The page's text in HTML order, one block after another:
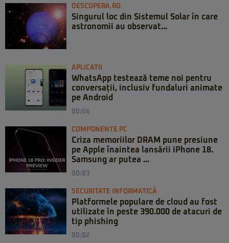
DESCOPERA.RO
Singurul loc din Sistemul Solar în care
astronomii au observat...
APLICATII
WhatsApp testează teme noi pentru
conversații, inclusiv fundaluri animate
pe Android
00:04
COMPONENTE PC
Criza memoriilor DRAM pune presiune
pe Apple înaintea lansării iPhone 18.
Samsung ar putea ...
00:03
SECURITATE INFORMATICĂ
Platformele populare de cloud au fost
utilizate în peste 390.000 de atacuri de
tip phishing
00:02